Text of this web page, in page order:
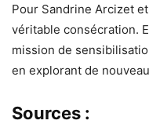
Pour Sandrine Arcizet
véritable consécration.
mission de
en explorant de
Sources :